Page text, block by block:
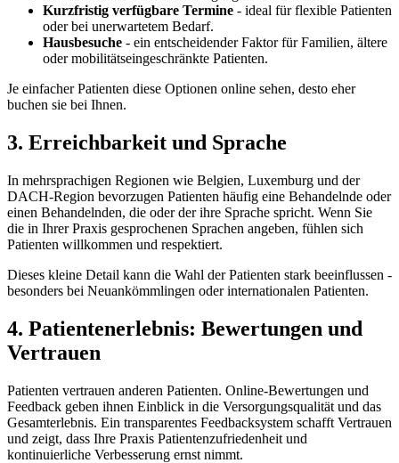
Kurzfristig verfügbare Termine - ideal für flexible Patienten
oder bei unerwartetem Bedarf.
Hausbesuche - ein entscheidender Faktor für Familien, ältere
oder mobilitätseingeschränkte Patienten.
Je einfacher Patienten diese Optionen online sehen, desto eher
buchen sie bei Ihnen.
3. Erreichbarkeit und Sprache
In mehrsprachigen Regionen wie Belgien, Luxemburg und der
DACH-Region bevorzugen Patienten häufig eine Behandelnde oder
einen Behandelnden, die oder der ihre Sprache spricht. Wenn Sie
die in Ihrer Praxis gesprochenen Sprachen angeben, fühlen sich
Patienten willkommen und respektiert.
Dieses kleine Detail kann die Wahl der Patienten stark beeinflussen -
besonders bei Neuankömmlingen oder internationalen Patienten.
4. Patientenerlebnis: Bewertungen und
Vertrauen
Patienten vertrauen anderen Patienten. Online-Bewertungen und
Feedback geben ihnen Einblick in die Versorgungsqualität und das
Gesamterlebnis. Ein transparentes Feedbacksystem schafft Vertrauen
und zeigt, dass Ihre Praxis Patientenzufriedenheit und
kontinuierliche Verbesserung ernst nimmt.